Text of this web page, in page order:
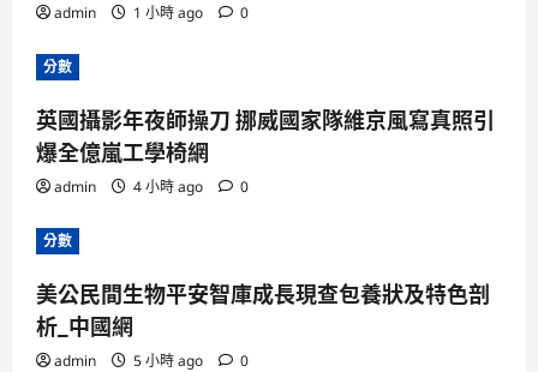
admin 1 小時 ago 0
分數
英國攝影年夜師操刀 挪威國家隊維京風寫真照引
爆全億嵐工學椅網
admin 4 小時 ago 0
分數
美公民間生物平安智庫成長現查包養狀及特色剖
析_中國網
admin 5 小時 ago 0